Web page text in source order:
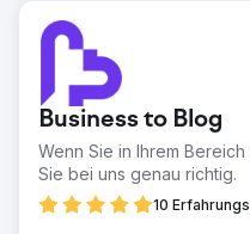
Business to Blog
Wenn Sie in Ihrem
Sie bei uns genau richtig.
10